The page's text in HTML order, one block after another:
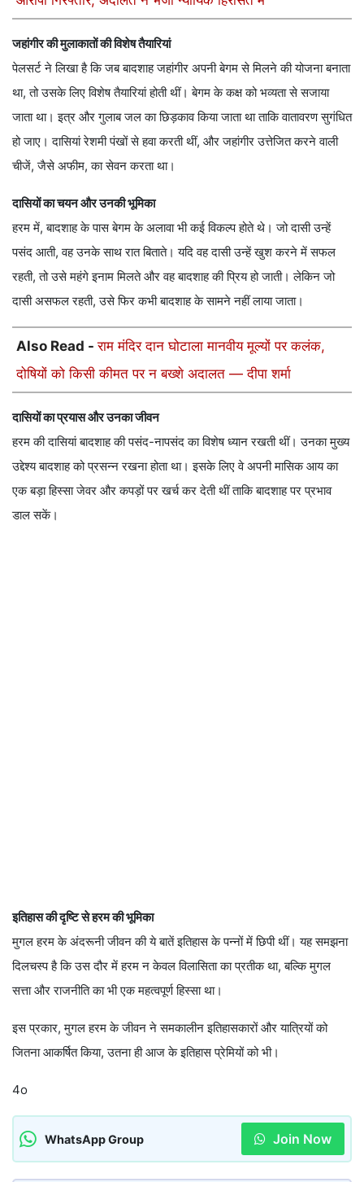
जहांगीर की मुलाकातों की विशेष तैयारियां
पेलसर्ट ने लिखा है कि जब बादशाह जहांगीर अपनी बेगम से मिलने की योजना बनाता
था, तो उसके लिए विशेष तैयारियां होती थीं। बेगम के कक्ष को भव्यता से सजाया
जाता था। इत्र और गुलाब जल का छिड़काव किया जाता था ताकि वातावरण सुगंधित
हो जाए। दासियां रेशमी पंखों से हवा करती थीं, और जहांगीर उत्तेजित करने वाली
चीजें, जैसे अफीम, का सेवन करता था।
दासियों का चयन और उनकी भूमिका
हरम में, बादशाह के पास बेगम के अलावा भी कई विकल्प होते थे। जो दासी उन्हें
पसंद आती, वह उनके साथ रात बिताते। यदि वह दासी उन्हें खुश करने में सफल
रहती, तो उसे महंगे इनाम मिलते और वह बादशाह की प्रिय हो जाती। लेकिन जो
दासी असफल रहती, उसे फिर कभी बादशाह के सामने नहीं लाया जाता।
Also Read -राम मंदिर दान घोटाला मानवीय मूल्यों पर कलंक,
दोषियों को किसी कीमत पर न बख्शे अदालत — दीपा शर्मा
दासियों का प्रयास और उनका जीवन
हरम की दासियां बादशाह की पसंद-नापसंद का विशेष ध्यान रखती थीं। उनका मुख्य
उद्देश्य बादशाह को प्रसन्न रखना होता था। इसके लिए वे अपनी मासिक आय का
एक बड़ा हिस्सा जेवर और कपड़ों पर खर्च कर देती थीं ताकि बादशाह पर प्रभाव
डाल सकें।
इतिहास की दृष्टि से हरम की भूमिका
मुगल हरम के अंदरूनी जीवन की ये बातें इतिहास के पन्नों में छिपी थीं। यह समझना
दिलचस्प है कि उस दौर में हरम न केवल विलासिता का प्रतीक था, बल्कि मुगल
सत्ता और राजनीति का भी एक महत्वपूर्ण हिस्सा था।
इस प्रकार, मुगल हरम के जीवन ने समकालीन इतिहासकारों और यात्रियों को
जितना आकर्षित किया, उतना ही आज के इतिहास प्रेमियों को भी।
4o
WhatsApp Group Join Now